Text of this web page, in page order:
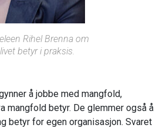
Rihel Brenna om
betyr i praksis.
å jobbe med mangfold,
mangfold betyr. De glemmer også å
betyr for egen organisasjon. Svaret